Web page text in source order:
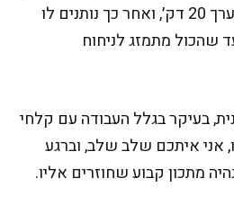
ההכנה הפעילה לוקחת בערך 20 דק׳, ואחר כך נותנים לו
כ-30 דק׳ עד שהכול מתמזג לניחוח
בעיקר בגלל העבודה עם קלחי
אני איתכם שלב שלב, וברגע
מתכון קבוע שחוזרים אליו.